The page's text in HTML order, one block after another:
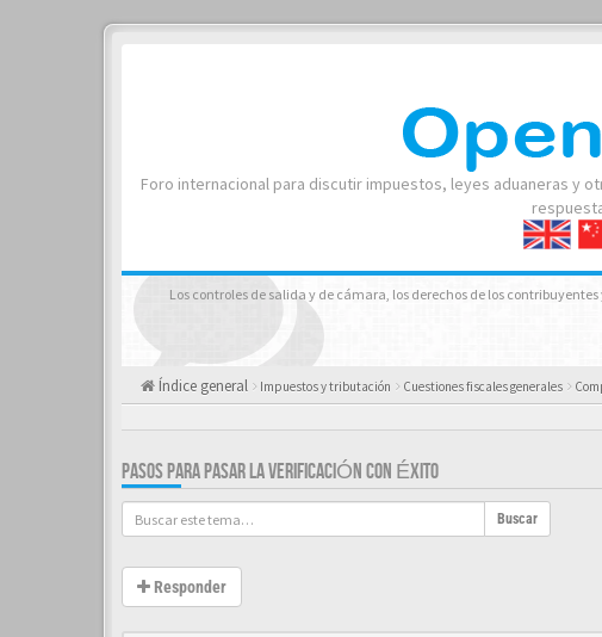
Foro internacional para discutir impuestos, leyes aduaneras y
Los controles de salida y de cámara, los derechos de los
Índice general Impuestos y tributación Cuestiones fiscales generales
PASOS PARA PASAR LA VERIFICACIÓN CON ÉXITO
Buscar
Responder